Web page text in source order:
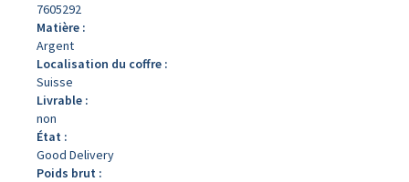
7605292
Matière :
Argent
Localisation du coffre :
Suisse
Livrable :
non
État :
Good Delivery
Poids brut :